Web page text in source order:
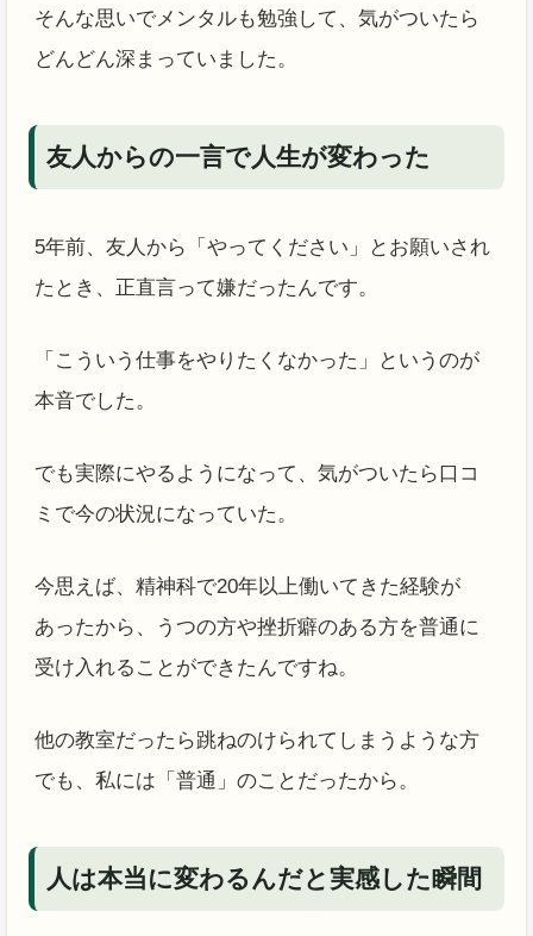
そんな思いでメンタルも勉強して、気がついたら
どんどん深まっていました。
友人からの一言で人生が変わった
5年前、友人から「やってください」とお願いされ
たとき、正直言って嫌だったんです。
「こういう仕事をやりたくなかった」というのが
本音でした。
でも実際にやるようになって、気がついたら口コ
ミで今の状況になっていた。
今思えば、精神科で20年以上働いてきた経験が
あったから、うつの方や挫折癖のある方を普通に
受け入れることができたんですね。
他の教室だったら跳ねのけられてしまうような方
でも、私には「普通」のことだったから。
人は本当に変わるんだと実感した瞬間